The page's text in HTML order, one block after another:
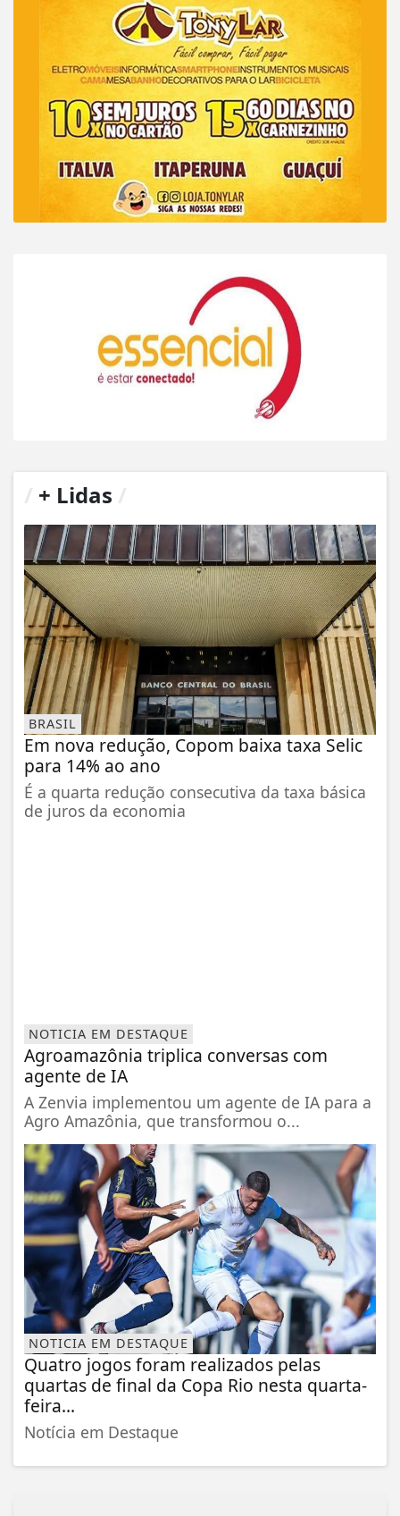
+ Lidas
BRASIL
Em nova redução, Copom baixa taxa Selic
para 14% ao ano
É a quarta redução consecutiva da taxa básica
de juros da economia
NOTICIA EM DESTAQUE
Agroamazônia triplica conversas com
agente de IA
A Zenvia implementou um agente de IA para a
Agro Amazônia, que transformou o...
NOTICIA EM DESTAQUE
Quatro jogos foram realizados pelas
quartas de final da Copa Rio nesta quarta-
feira...
Notícia em Destaque